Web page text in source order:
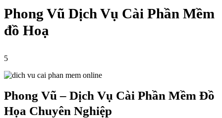
Phong Vũ Dịch Vụ Cài Phần Mềm
đồ Hoạ
5
Phong Vũ – Dịch Vụ Cài Phần Mềm Đồ
Họa Chuyên Nghiệp